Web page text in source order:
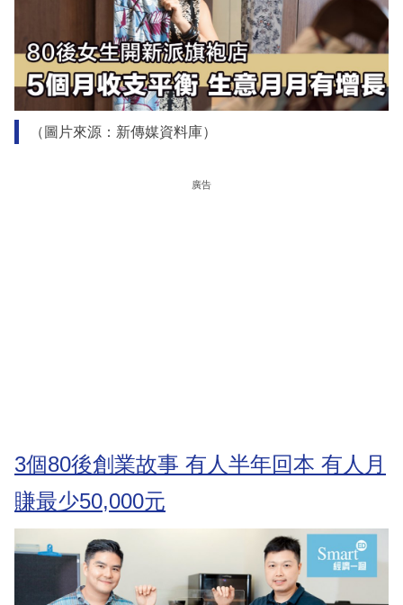
（圖片來源：新傳媒資料庫）
廣告
3個80後創業故事 有人半年回本 有人月
賺最少50,000元